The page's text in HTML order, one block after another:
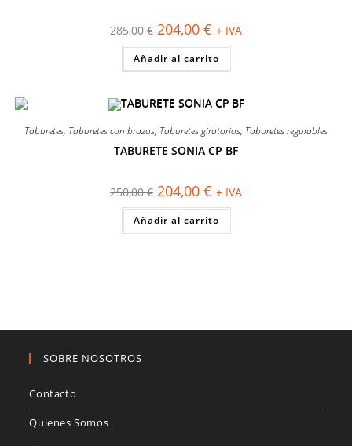
285,00€ El
precio
original
era:
285,00 €.
204,00 € El
precio
actual
es:
204,00 €.
+ IVA
Añadir al carrito
Taburetes, Taburetes con brazos, Taburetes giratorios, Taburetes regulables
TABURETE SONIA CP BF
250,00€ El
precio
original
era:
250,00 €.
204,00 € El
precio
actual
es:
204,00 €.
+ IVA
Añadir al carrito
SOBRE NOSOTROS
Contacto
Quienes Somos